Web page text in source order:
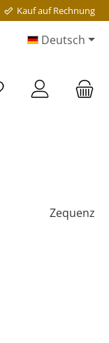
Kauf auf Rechnung
Deutsch
Zequenz